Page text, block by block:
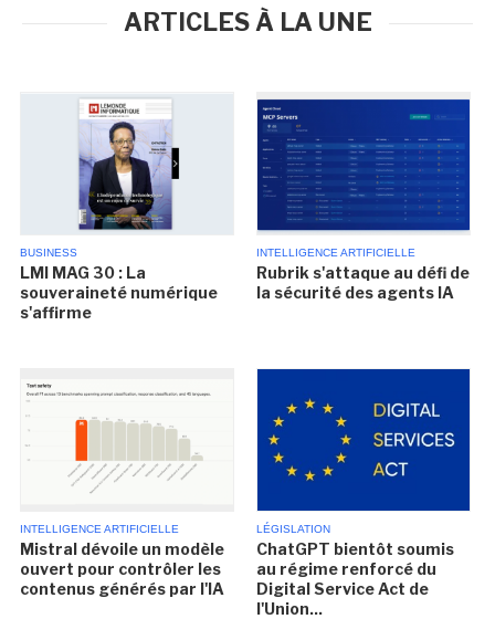
ARTICLES À LA UNE
BUSINESS
LMI MAG 30 : La
souveraineté numérique
s'affirme
INTELLIGENCE ARTIFICIELLE
Rubrik s'attaque au défi de
la sécurité des agents IA
INTELLIGENCE ARTIFICIELLE
Mistral dévoile un modèle
ouvert pour contrôler les
contenus générés par l'IA
LÉGISLATION
ChatGPT bientôt soumis
au régime renforcé du
Digital Service Act de
l'Union...